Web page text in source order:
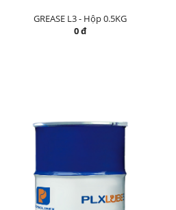
GREASE L3 - Hộp 0.5KG
0 đ